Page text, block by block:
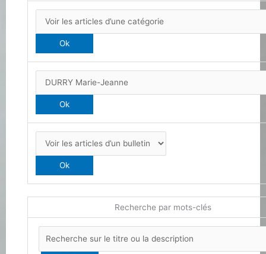
Recherche par mots-clés